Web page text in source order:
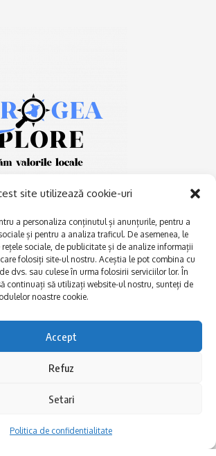
site utilizează cookie-uri
a personaliza conținutul și anunțurile, pentru a
și pentru a analiza traficul. De asemenea, le
sociale, de publicitate și de analize informații
folosiți site-ul nostru. Aceștia le pot combina cu
dvs. sau culese în urma folosirii serviciilor lor. În
continuați să utilizați website-ul nostru, sunteți de
noastre cookie.
Accept
Refuz
Setari
Politica de confidentialitate
mari
cele mai
Afaceri și meșteșuguri
Actualitate